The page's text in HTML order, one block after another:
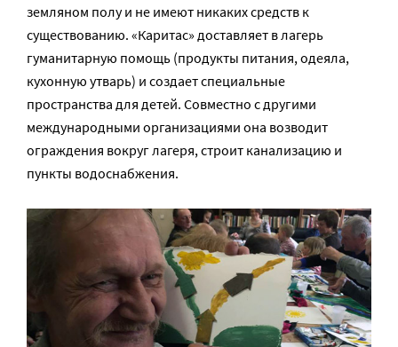
земляном полу и не имеют никаких средств к
существованию. «Каритас» доставляет в лагерь
гуманитарную помощь (продукты питания, одеяла,
кухонную утварь) и создает специальные
пространства для детей. Совместно с другими
международными организациями она возводит
ограждения вокруг лагеря, строит канализацию и
пункты водоснабжения.